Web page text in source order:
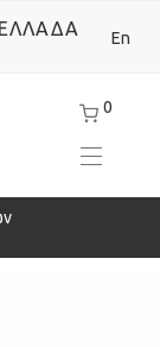
0
En